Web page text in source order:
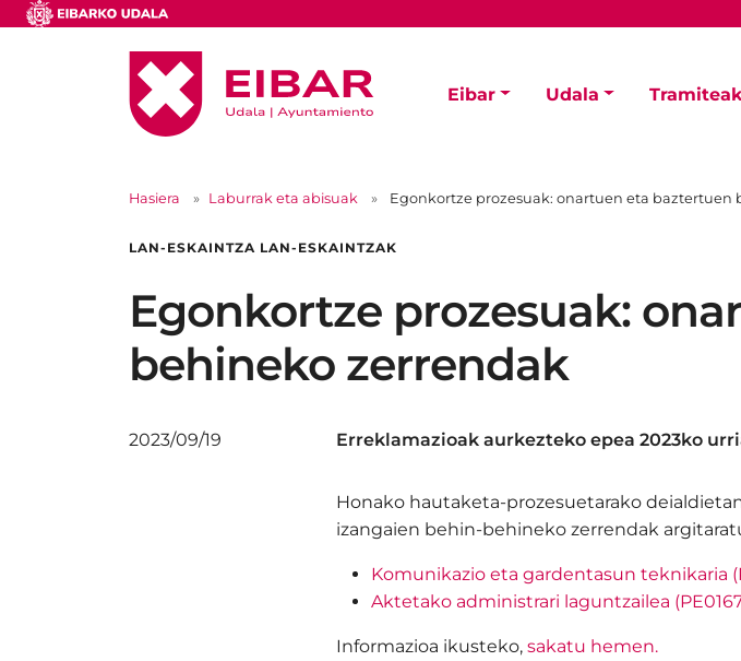
Eibar Udala
Hasiera Laburrak eta abisuak Egonkortze prozesuak: onartuen eta
LAN-ESKAINTZA LAN-ESKAINTZAK
Egonkortze prozesuak:
behineko zerrendak
2023/09/19 Erreklamazioak aurkezteko epea 2023ko
Honako hautaketa-prozesuetarako
izangaien behin-behineko zerrendak
Komunikazio eta gardentasun teknikaria
Aktetako administrari laguntzailea
Informazioa ikusteko, sakatu hemen.